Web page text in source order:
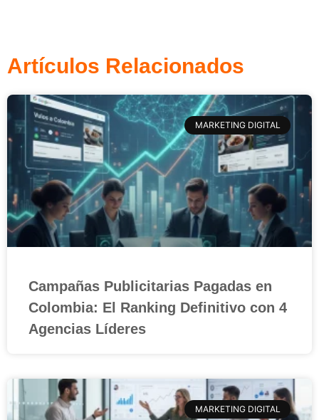
Artículos Relacionados
MARKETING DIGITAL
Campañas Publicitarias Pagadas en
Colombia: El Ranking Definitivo con 4
Agencias Líderes
MARKETING DIGITAL